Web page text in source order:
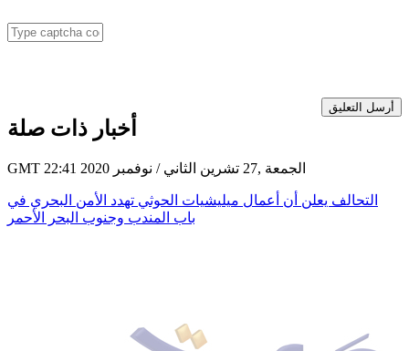
أرسل التعليق
أخبار ذات صلة
GMT 22:41 2020 الجمعة ,27 تشرين الثاني / نوفمبر
التحالف يعلن أن أعمال ميليشيات الحوثي تهدد الأمن البحري في
باب المندب وجنوب البحر الأحمر